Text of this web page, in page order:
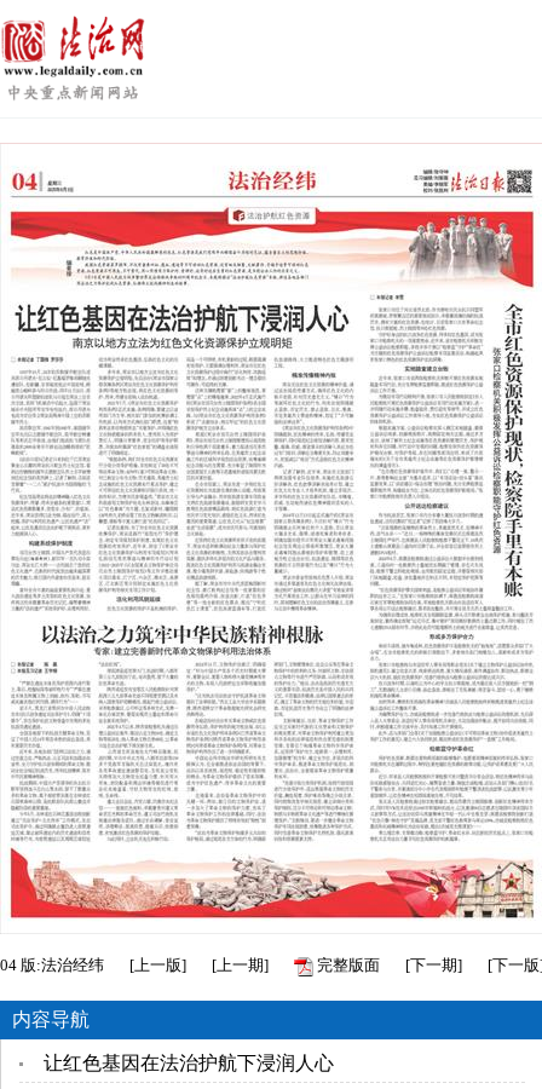
04 版:法治经纬 [上一版] [上一期] 完整版面 [下一期] [下一版
内容导航
让红色基因在法治护航下浸润人心